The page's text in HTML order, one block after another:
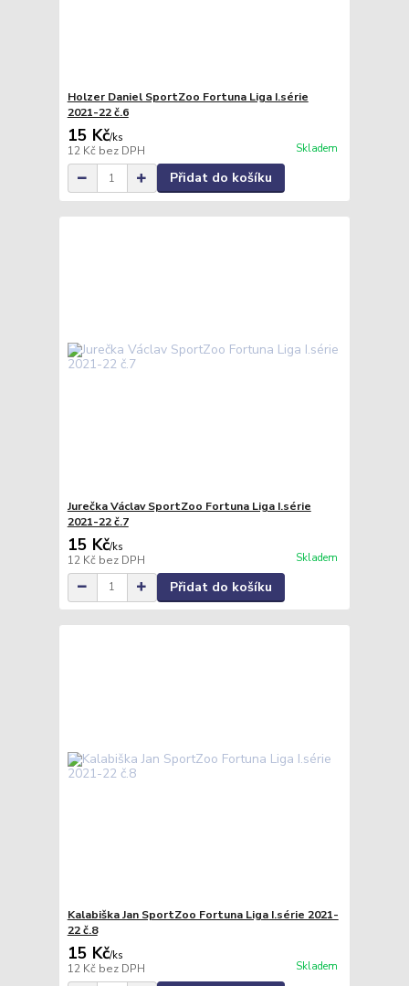
Holzer Daniel SportZoo Fortuna Liga I.série
2021-22 č.6
15 Kč/ks
12 Kč bez DPH Skladem
Přidat do košíku
Jurečka Václav SportZoo Fortuna Liga I.série
2021-22 č.7
15 Kč/ks
12 Kč bez DPH Skladem
Přidat do košíku
Kalabiška Jan SportZoo Fortuna Liga I.série 2021-
22 č.8
15 Kč/ks
12 Kč bez DPH Skladem